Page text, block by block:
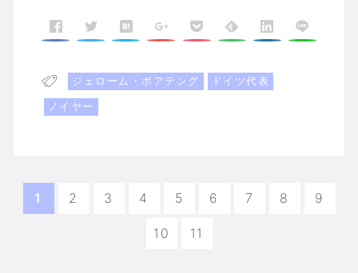
ジェローム・ボアテング
ドイツ代表
ノイヤー
1 2 3 4 5 6 7 8 9
10 11